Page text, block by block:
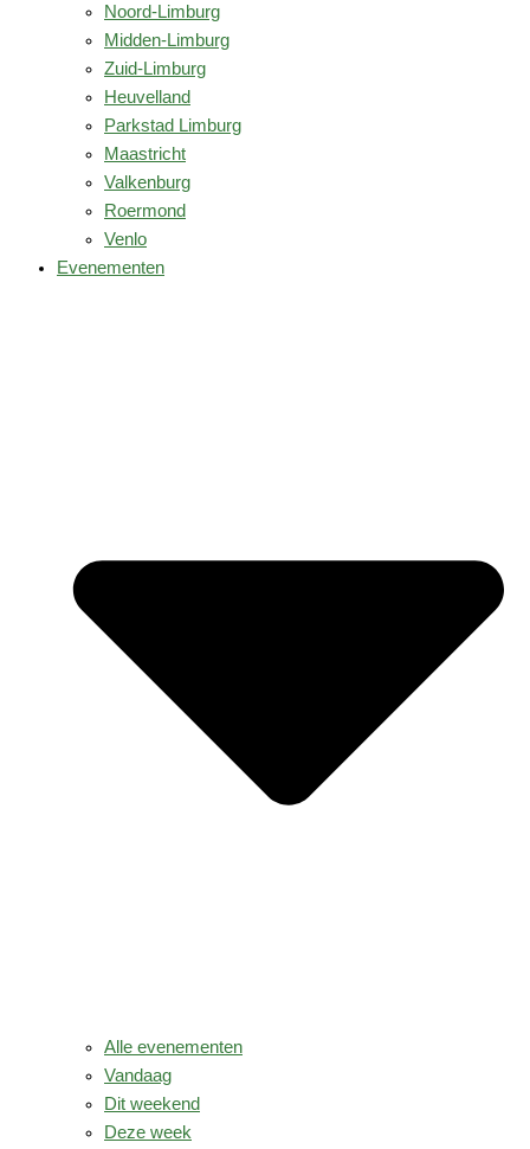
Noord-Limburg
Midden-Limburg
Zuid-Limburg
Heuvelland
Parkstad Limburg
Maastricht
Valkenburg
Roermond
Venlo
Evenementen
Alle evenementen
Vandaag
Dit weekend
Deze week